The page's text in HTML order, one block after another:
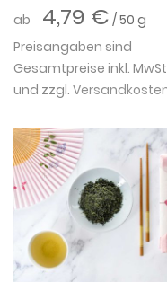
ab
4,79 € / 50 g
Preisangaben sind
Gesamtpreise inkl.
und zzgl.